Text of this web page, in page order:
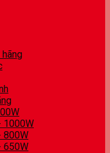
1000W
800W
650W